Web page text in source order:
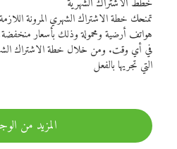
تمنحك خطة الاشتراك الشهري المرونة
هواتف أرضية ومحمولة وذلك بأسعار
في أي وقت. ومن خلال خطة الاشتراك
التي تجريها بالفعل
المزيد من